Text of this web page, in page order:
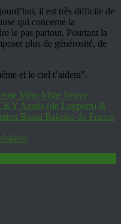
il est très difficile de
qui concerne la
le pas partout. Pourtant la
plus de générosité, de
et le ciel t’aidera”.
Mère Mme Veuve
Agnès (de Logpom) &
Bassa Bakoko de France